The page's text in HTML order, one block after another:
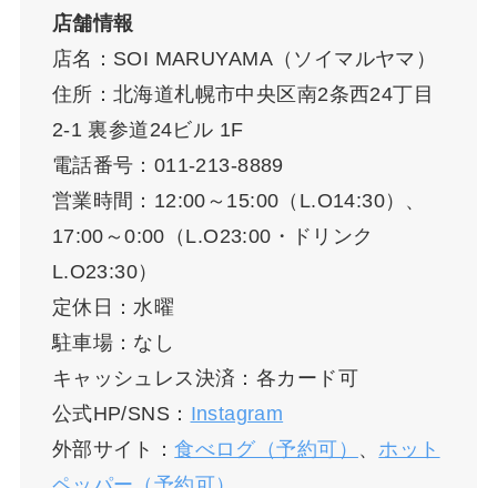
店舗情報
店名：SOI MARUYAMA（ソイマルヤマ）
住所：北海道札幌市中央区南2条西24丁目
2-1 裏参道24ビル 1F
電話番号：011-213-8889
営業時間：12:00～15:00（L.O14:30）、
17:00～0:00（L.O23:00・ドリンク
L.O23:30）
定休日：水曜
駐車場：なし
キャッシュレス決済：各カード可
公式HP/SNS： Instagram
外部サイト：食べログ（予約可） 、 ホット